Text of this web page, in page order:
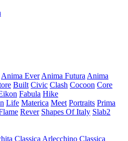
Anima Ever Anima Futura Anima
Built Civic Clash Cocoon Core
Fabula Hike
Life Materica Meet Portraits Prima
Rever Shapes Of Italy Slab2
Classica Arlecchino Classica